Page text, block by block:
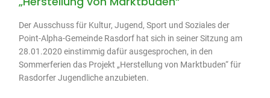
Der Ausschuss für Kultur, Jugend, Sport und Soziales der
Point-Alpha-Gemeinde Rasdorf hat sich in seiner Sitzung am
28.01.2020 einstimmig dafür ausgesprochen, in den
Sommerferien das Projekt „Herstellung von Marktbuden“ für
Rasdorfer Jugendliche anzubieten.